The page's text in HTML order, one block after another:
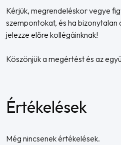
Kérjük, megrendeléskor vegye
szempontokat, és ha
jelezze előre kollégáinknak!
Köszönjük a megértést és az
Értékelések
Még nincsenek értékelések.